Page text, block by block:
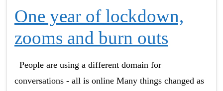
One year of lockdown,
zooms and burn outs
People are using a different domain for
conversations - all is online Many things changed as